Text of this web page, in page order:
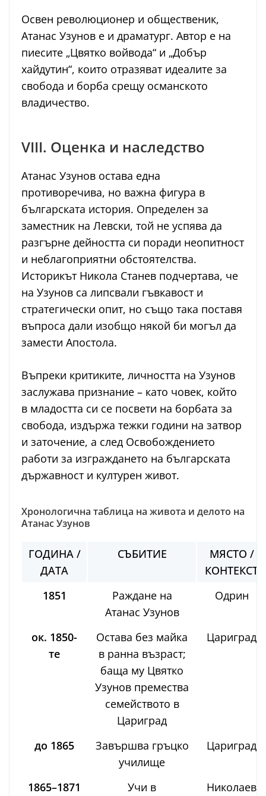
Освен революционер и общественик,
Атанас Узунов е и драматург. Автор е на
пиесите „Цвятко войвода“ и „Добър
хайдутин“, които отразяват идеалите за
свобода и борба срещу османското
владичество.
VIII. Оценка и наследство
Атанас Узунов остава една
противоречива, но важна фигура в
българската история. Определен за
заместник на Левски, той не успява да
разгърне дейността си поради неопитност
и неблагоприятни обстоятелства.
Историкът Никола Станев подчертава, че
на Узунов са липсвали гъвкавост и
стратегически опит, но също така поставя
въпроса дали изобщо някой би могъл да
замести Апостола.
Въпреки критиките, личността на Узунов
заслужава признание – като човек, който
в младостта си се посвети на борбата за
свобода, издържа тежки години на затвор
и заточение, а след Освобождението
работи за изграждането на българската
държавност и културен живот.
Хронологична таблица на живота и делото на
Атанас Узунов
ГОДИНА /
ДАТА
СЪБИТИЕ
МЯСТО /
КОНТЕКСТ
1851
Раждане на
Атанас Узунов
Одрин
ок. 1850-
те
Остава без майка
в ранна възраст;
баща му Цвятко
Узунов премества
семейството в
Цариград
Цариград
до 1865
Завършва гръцко
училище
Цариград
1865–1871
Учи в
Николаев